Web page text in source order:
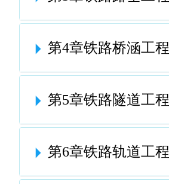
第4章铁路桥涵工程
第5章铁路隧道工程
第6章铁路轨道工程